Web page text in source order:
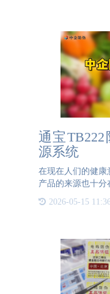
通宝
源系统
在现在人们的健康
产品的来源也十
人们不仅仅在意产
源是否安全，是
2026-05-15